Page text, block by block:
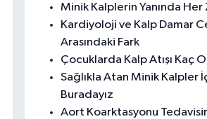
Minik Kalplerin Yanında Her
Kardiyoloji ve Kalp Damar
Arasındaki Fark
Çocuklarda Kalp Atışı Kaç
Sağlıkla Atan Minik Kalpler
Buradayız
Aort Koarktasyonu